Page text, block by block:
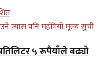
५ रूपैयाँले बढ्यो